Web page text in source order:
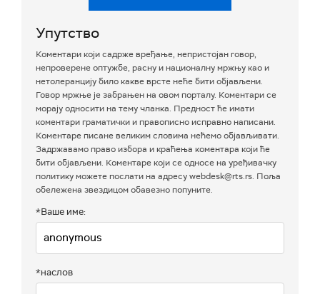
Упутство
Коментари који садрже вређање, непристојан говор,
непроверене оптужбе, расну и националну мржњу као и
нетолеранцију било какве врсте неће бити објављени.
Говор мржње је забрањен на овом порталу. Коментари се
морају односити на тему чланка. Предност ће имати
коментари граматички и правописно исправно написани.
Коментаре писане великим словима нећемо објављивати.
Задржавамо право избора и краћења коментара који ће
бити објављени. Коментаре који се односе на уређивачку
политику можете послати на адресу webdesk@rts.rs. Поља
обележена звездицом обавезно попуните.
*Ваше име:
*наслов